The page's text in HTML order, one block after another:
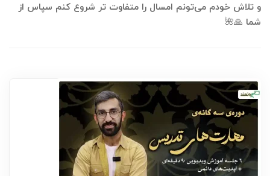
و تلاش خودم می‌تونم امسال را متفاوت تر شروع کنم سپاس از
شما 🙏🌺